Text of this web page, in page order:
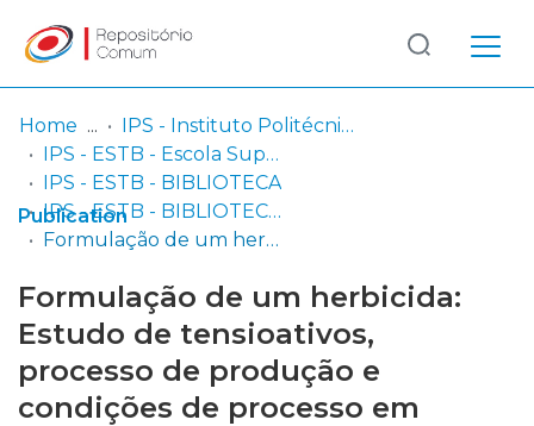
Communities
& Collections
Browse repository
Statistics
Log
In
(current)
Home
IPS - Instituto Politécnico de Setúbal
IPS - ESTB - Escola Superior de Tecnologia do Barreiro
IPS - ESTB - BIBLIOTECA
IPS - ESTB - BIBLIOTECA - Dissertações de mestrado
Formulação de um herbicida: Estudo de tensioativos, processo de produção e condições de processo em escala laboratorial
Publication
Formulação de um herbicida:
Estudo de tensioativos,
processo de produção e
condições de processo em